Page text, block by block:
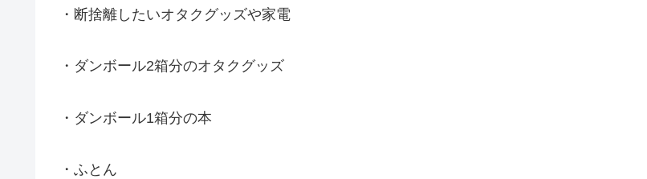
・断捨離したいオタクグッズや家電
・ダンボール2箱分のオタクグッズ
・ダンボール1箱分の本
・ふとん